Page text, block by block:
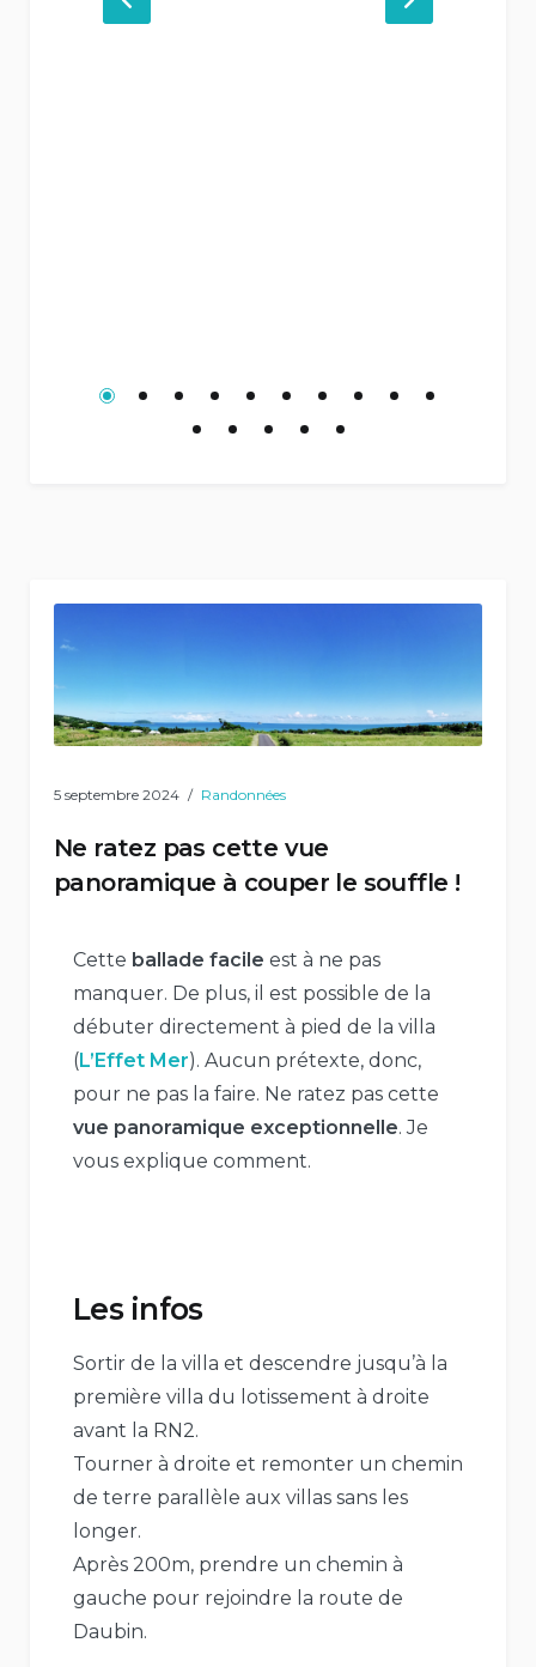
5 septembre 2024 Randonnées
Ne ratez pas cette vue
panoramique à couper le souffle !
Cette ballade facile est à ne pas
manquer. De plus, il est possible de la
débuter directement à pied de la villa
(L’Effet Mer). Aucun prétexte, donc,
pour ne pas la faire. Ne ratez pas cette
vue panoramique exceptionnelle. Je
vous explique comment.
Les infos
Sortir de la villa et descendre jusqu’à la
première villa du lotissement à droite
avant la RN2.
Tourner à droite et remonter un chemin
de terre parallèle aux villas sans les
longer.
Après 200m, prendre un chemin à
gauche pour rejoindre la route de
Daubin.